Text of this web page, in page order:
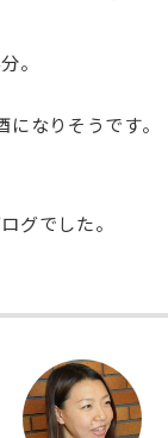
。
なりそうです。
グでした。